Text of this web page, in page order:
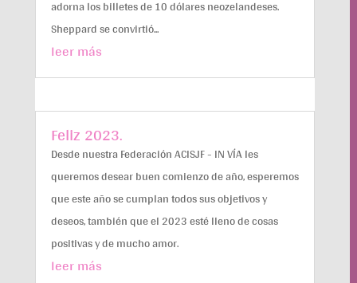
adorna los billetes de 10 dólares neozelandeses.
Sheppard se convirtió...
leer más
Feliz 2023.
Desde nuestra Federación ACISJF - IN VÍA les
queremos desear buen comienzo de año, esperemos
que este año se cumplan todos sus objetivos y
deseos, también que el 2023 esté lleno de cosas
positivas y de mucho amor.
leer más